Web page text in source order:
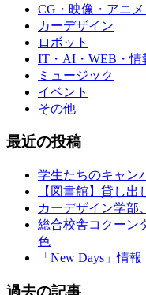
CG・映像・アニ
カーデザイン
ロボット
IT・AI・WEB・情
ミュージック
イベント
その他
最近の投稿
学生たちのキャン
【図書館】貸し
カーデザイン学部
総合校舎コクーン
色
「New Days」情報
過去の記事